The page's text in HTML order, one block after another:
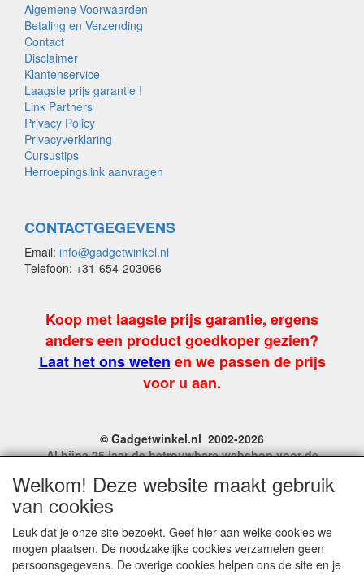
Algemene Voorwaarden
Betaling en Verzending
Contact
Disclaimer
Klantenservice
Laagste prijs garantie !
Link Partners
Privacy Policy
Privacyverklaring
Cursustips
Herroepingslink aanvragen
CONTACTGEGEVENS
Email: info@gadgetwinkel.nl
Telefoon: +31-654-203066
Koop met laagste prijs garantie, ergens
anders een product goedkoper gezien?
Laat het ons weten en we passen de prijs
voor u aan.
© Gadgetwinkel.nl 2002-2026
Al bijna 25 jaar de betrouwbare webshop voor de
Site Name, Ownership and Design Copyright by
another website, or otherwise copied or reproduced without
our explicit written permission.
For more information on this site please contact:
Welkom! Deze website maakt gebruik
van cookies
Leuk dat je onze site bezoekt. Geef hier aan welke cookies we
mogen plaatsen. De noodzakelijke cookies verzamelen geen
persoonsgegevens. De overige cookies helpen ons de site en je